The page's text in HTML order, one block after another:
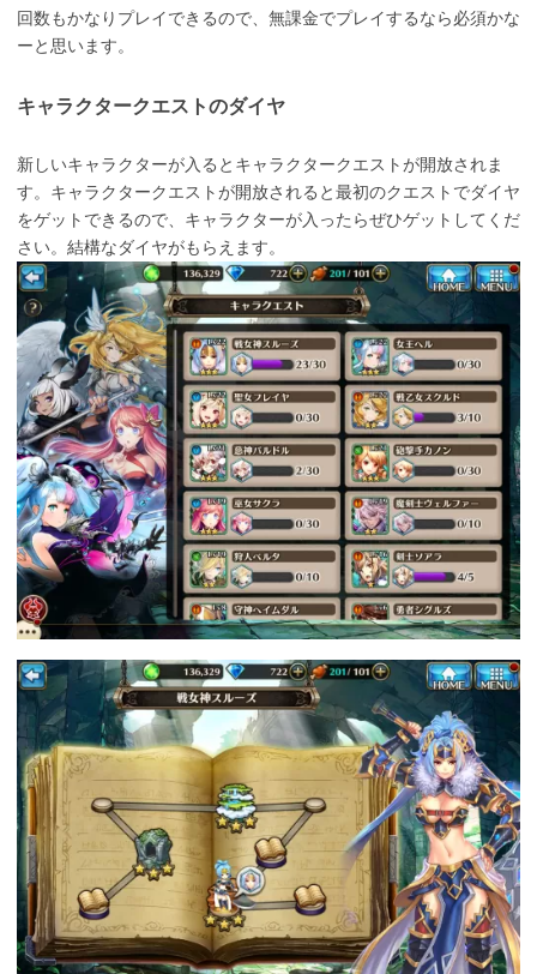
回数もかなりプレイできるので、無課金でプレイするなら必須かな
ーと思います。
キャラクタークエストのダイヤ
新しいキャラクターが入るとキャラクタークエストが開放されま
す。キャラクタークエストが開放されると最初のクエストでダイヤ
をゲットできるので、キャラクターが入ったらぜひゲットしてくだ
さい。結構なダイヤがもらえます。